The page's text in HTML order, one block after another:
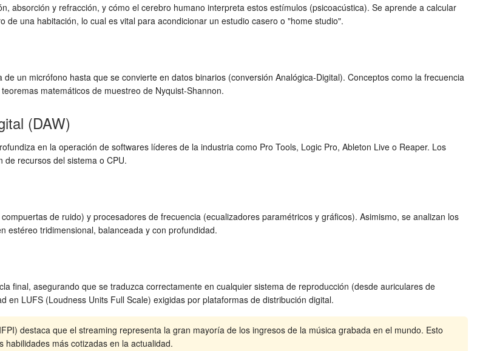
absorción y refracción, y cómo el cerebro humano interpreta estos estímulos (psicoacústica). Se aprende a calcular
una habitación, lo cual es vital para acondicionar un estudio casero o "home studio".
un micrófono hasta que se convierte en datos binarios (conversión Analógica-Digital). Conceptos como la frecuencia
matemáticos de muestreo de Nyquist-Shannon.
(DAW)
en la operación de softwares líderes de la industria como Pro Tools, Logic Pro, Ableton Live o Reaper. Los
recursos del sistema o CPU.
de ruido) y procesadores de frecuencia (ecualizadores paramétricos y gráficos). Asimismo, se analizan los
estéreo tridimensional, balanceada y con profundidad.
final, asegurando que se traduzca correctamente en cualquier sistema de reproducción (desde auriculares de
LUFS (Loudness Units Full Scale) exigidas por plataformas de distribución digital.
destaca que el streaming representa la gran mayoría de los ingresos de la música grabada en el mundo. Esto
más cotizadas en la actualidad.